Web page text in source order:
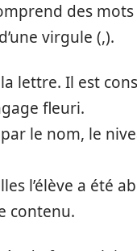
des
virgule (,).
lettre. Il est
fleuri.
le nom, le
l’élève a été
contenu.